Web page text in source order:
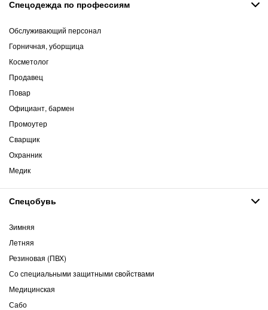
Спецодежда по профессиям
Обслуживающий персонал
Горничная, уборщица
Косметолог
Продавец
Повар
Официант, бармен
Промоутер
Сварщик
Охранник
Медик
Спецобувь
Зимняя
Летняя
Резиновая (ПВХ)
Со специальными защитными свойствами
Медицинская
Сабо